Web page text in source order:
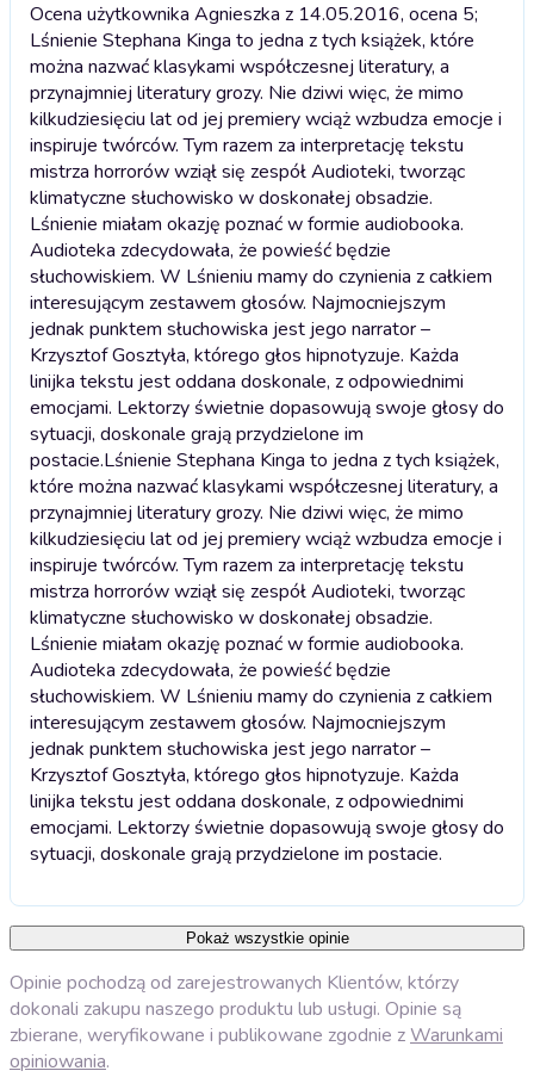
Ocena użytkownika Agnieszka z 14.05.2016, ocena 5;
Lśnienie Stephana Kinga to jedna z tych książek, które
można nazwać klasykami współczesnej literatury, a
przynajmniej literatury grozy. Nie dziwi więc, że mimo
kilkudziesięciu lat od jej premiery wciąż wzbudza emocje i
inspiruje twórców. Tym razem za interpretację tekstu
mistrza horrorów wziął się zespół Audioteki, tworząc
klimatyczne słuchowisko w doskonałej obsadzie.
Lśnienie miałam okazję poznać w formie audiobooka.
Audioteka zdecydowała, że powieść będzie
słuchowiskiem. W Lśnieniu mamy do czynienia z całkiem
interesującym zestawem głosów. Najmocniejszym
jednak punktem słuchowiska jest jego narrator –
Krzysztof Gosztyła, którego głos hipnotyzuje. Każda
linijka tekstu jest oddana doskonale, z odpowiednimi
emocjami. Lektorzy świetnie dopasowują swoje głosy do
sytuacji, doskonale grają przydzielone im
postacie.Lśnienie Stephana Kinga to jedna z tych książek,
które można nazwać klasykami współczesnej literatury, a
przynajmniej literatury grozy. Nie dziwi więc, że mimo
kilkudziesięciu lat od jej premiery wciąż wzbudza emocje i
inspiruje twórców. Tym razem za interpretację tekstu
mistrza horrorów wziął się zespół Audioteki, tworząc
klimatyczne słuchowisko w doskonałej obsadzie.
Lśnienie miałam okazję poznać w formie audiobooka.
Audioteka zdecydowała, że powieść będzie
słuchowiskiem. W Lśnieniu mamy do czynienia z całkiem
interesującym zestawem głosów. Najmocniejszym
jednak punktem słuchowiska jest jego narrator –
Krzysztof Gosztyła, którego głos hipnotyzuje. Każda
linijka tekstu jest oddana doskonale, z odpowiednimi
emocjami. Lektorzy świetnie dopasowują swoje głosy do
sytuacji, doskonale grają przydzielone im postacie.
Pokaż wszystkie opinie
Opinie pochodzą od zarejestrowanych Klientów, którzy
dokonali zakupu naszego produktu lub usługi. Opinie są
zbierane, weryfikowane i publikowane zgodnie zWarunkami
opiniowania.